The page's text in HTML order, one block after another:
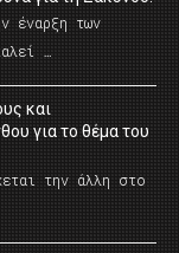
έναρξη των
…
και
για το θέμα του
την άλλη στο